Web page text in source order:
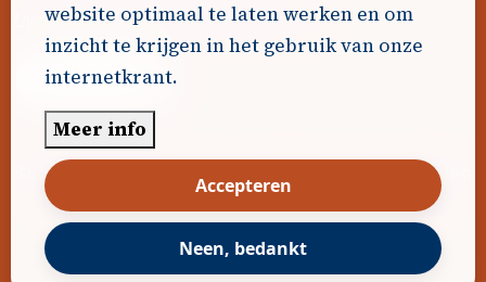
Uw advertentie hier? Contacteer ons!
Word Partner!
© 2026 Editiepajot.com
Algemene voorwaarden
|Disclaimer Privacybeleid Cookiebeleid|
Gerealiseerd doorDavidHosse.net
website optimaal te laten werken en om
inzicht te krijgen in het gebruik van onze
internetkrant.
Meer info
Accepteren
Neen, bedankt